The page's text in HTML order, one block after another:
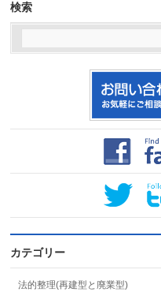
検索
カテゴリー
法的整理(再建型と廃業型)